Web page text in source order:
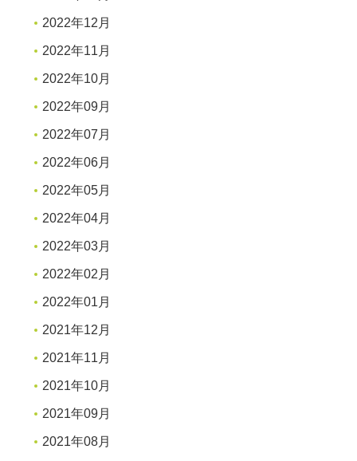
2022年12月
2022年11月
2022年10月
2022年09月
2022年07月
2022年06月
2022年05月
2022年04月
2022年03月
2022年02月
2022年01月
2021年12月
2021年11月
2021年10月
2021年09月
2021年08月